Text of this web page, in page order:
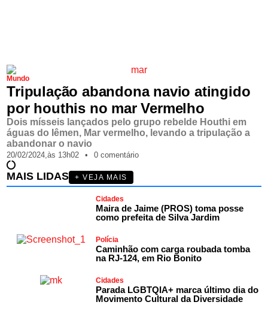
Mundo
Tripulação abandona navio atingido
por houthis no mar Vermelho
Dois mísseis lançados pelo grupo rebelde Houthi em
águas do Iêmen, Mar vermelho, levando a tripulação a
abandonar o navio
20/02/2024,às 13h02 • 0 comentário
MAIS LIDAS + VEJA MAIS
Cidades
Maira de Jaime (PROS) toma posse
como prefeita de Silva Jardim
Polícia
Caminhão com carga roubada tomba
na RJ-124, em Rio Bonito
Cidades
Parada LGBTQIA+ marca último dia do
Movimento Cultural da Diversidade